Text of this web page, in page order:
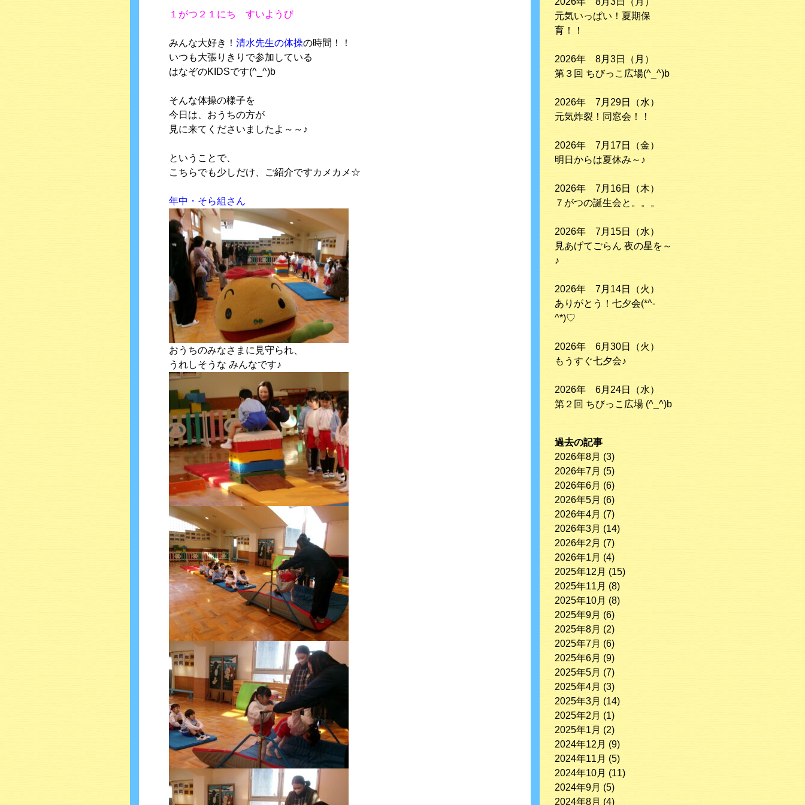
１がつ２１にち すいようび
みんな大好き！ 清水先生の体操の時間！！
いつも大張りきりで参加している
はなぞのKIDSです(^_^)b
そんな体操の様子を
今日は、おうちの方が
見に来てくださいましたよ～～♪
ということで、
こちらでも少しだけ、ご紹介ですカメカメ☆
年中・そら組さん
おうちのみなさまに見守られ、
うれしそうな みんなです♪
元気いっぱい！夏期保
育！！
2026年 8月3日（月）
第３回 ちびっこ広場(^_^)b
2026年 7月29日（水）
元気炸裂！同窓会！！
2026年 7月17日（金）
明日からは夏休み～♪
2026年 7月16日（木）
７がつの誕生会と。。。
2026年 7月15日（水）
見あげてごらん 夜の星を～
♪
2026年 7月14日（火）
ありがとう！七夕会(*^-
^*)♡
2026年 6月30日（火）
もうすぐ七夕会♪
2026年 6月24日（水）
第２回 ちびっこ広場 (^_^)b
過去の記事
2026年8月 (3)
2026年7月 (5)
2026年6月 (6)
2026年5月 (6)
2026年4月 (7)
2026年3月 (14)
2026年2月 (7)
2026年1月 (4)
2025年12月 (15)
2025年11月 (8)
2025年10月 (8)
2025年9月 (6)
2025年8月 (2)
2025年7月 (6)
2025年6月 (9)
2025年5月 (7)
2025年4月 (3)
2025年3月 (14)
2025年2月 (1)
2025年1月 (2)
2024年12月 (9)
2024年11月 (5)
2024年10月 (11)
2024年9月 (5)
2024年8月 (4)